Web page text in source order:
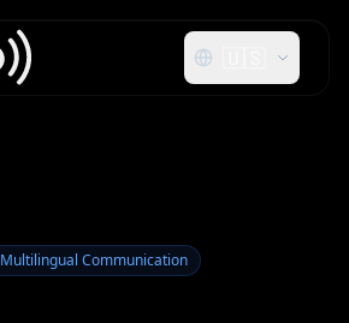
Multilingual Communication